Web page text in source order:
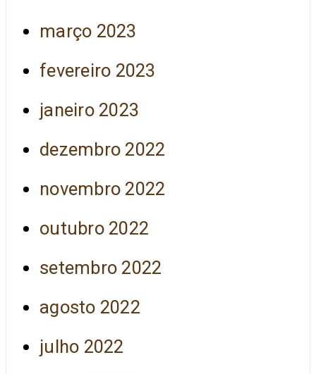
março 2023
fevereiro 2023
janeiro 2023
dezembro 2022
novembro 2022
outubro 2022
setembro 2022
agosto 2022
julho 2022